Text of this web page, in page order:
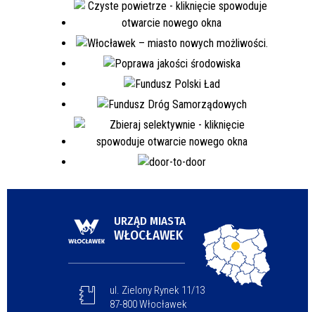
URZĄD MIASTA
WŁOCŁAWEK
ul. Zielony Rynek 11/13
87-800 Włocławek